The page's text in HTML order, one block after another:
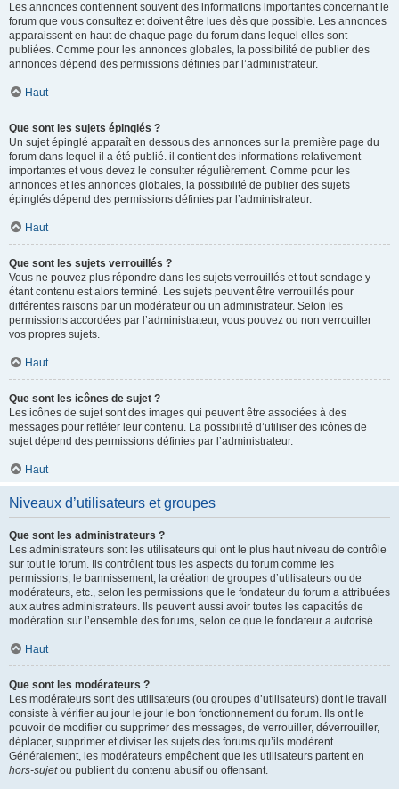
Les annonces contiennent souvent des informations importantes concernant le
forum que vous consultez et doivent être lues dès que possible. Les annonces
apparaissent en haut de chaque page du forum dans lequel elles sont
publiées. Comme pour les annonces globales, la possibilité de publier des
annonces dépend des permissions définies par l’administrateur.
Haut
Que sont les sujets épinglés ?
Un sujet épinglé apparaît en dessous des annonces sur la première page du
forum dans lequel il a été publié. il contient des informations relativement
importantes et vous devez le consulter régulièrement. Comme pour les
annonces et les annonces globales, la possibilité de publier des sujets
épinglés dépend des permissions définies par l’administrateur.
Haut
Que sont les sujets verrouillés ?
Vous ne pouvez plus répondre dans les sujets verrouillés et tout sondage y
étant contenu est alors terminé. Les sujets peuvent être verrouillés pour
différentes raisons par un modérateur ou un administrateur. Selon les
permissions accordées par l’administrateur, vous pouvez ou non verrouiller
vos propres sujets.
Haut
Que sont les icônes de sujet ?
Les icônes de sujet sont des images qui peuvent être associées à des
messages pour refléter leur contenu. La possibilité d’utiliser des icônes de
sujet dépend des permissions définies par l’administrateur.
Haut
Niveaux d’utilisateurs et groupes
Que sont les administrateurs ?
Les administrateurs sont les utilisateurs qui ont le plus haut niveau de contrôle
sur tout le forum. Ils contrôlent tous les aspects du forum comme les
permissions, le bannissement, la création de groupes d’utilisateurs ou de
modérateurs, etc., selon les permissions que le fondateur du forum a attribuées
aux autres administrateurs. Ils peuvent aussi avoir toutes les capacités de
modération sur l’ensemble des forums, selon ce que le fondateur a autorisé.
Haut
Que sont les modérateurs ?
Les modérateurs sont des utilisateurs (ou groupes d’utilisateurs) dont le travail
consiste à vérifier au jour le jour le bon fonctionnement du forum. Ils ont le
pouvoir de modifier ou supprimer des messages, de verrouiller, déverrouiller,
déplacer, supprimer et diviser les sujets des forums qu’ils modèrent.
Généralement, les modérateurs empêchent que les utilisateurs partent en
hors-sujetou publient du contenu abusif ou offensant.